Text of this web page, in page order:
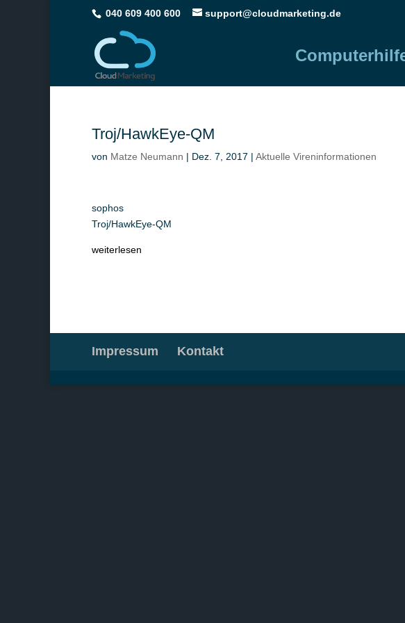
040 609 400 600 support@cloudmarketing.de
Troj/HawkEye-QM
von Matze Neumann | Dez. 7, 2017 | Aktuelle Vireninformationen
sophos
Troj/HawkEye-QM
weiterlesen
Impressum Kontakt